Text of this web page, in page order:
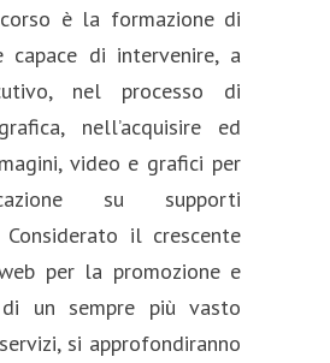
è la formazione di
capace di intervenire, a
nel processo di
nell’acquisire ed
video e grafici per
su supporti
Considerato il crescente
per la promozione e
di un sempre più vasto
si approfondiranno